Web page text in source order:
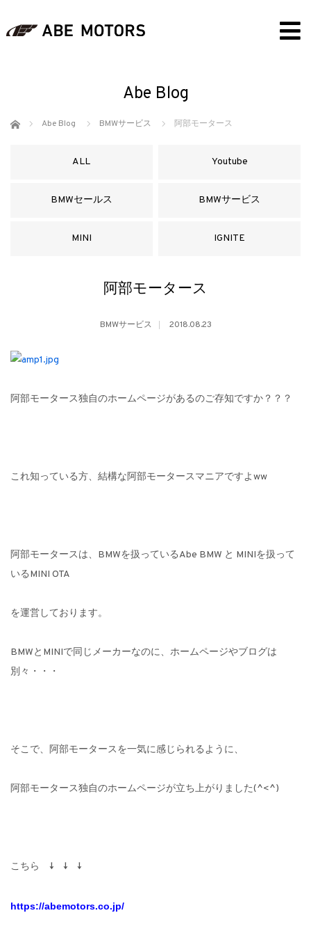
Abe Blog
ホーム Abe Blog BMWサービス 阿部モータース
ALL Youtube
BMWセールス BMWサービス
MINI IGNITE
阿部モータース
BMWサービス 2018.08.23
阿部モータース独自のホームページがあるのご存知ですか？？？
これ知っている方、結構な阿部モータースマニアですよww
阿部モータースは、BMWを扱っているAbe BMW と MINIを扱って
いるMINI OTA
を運営しております。
BMWとMINIで同じメーカーなのに、ホームページやブログは
別々・・・
そこで、阿部モータースを一気に感じられるように、
阿部モータース独自のホームページが立ち上がりました(^<^)
こちら ↓ ↓ ↓
https://abemotors.co.jp/